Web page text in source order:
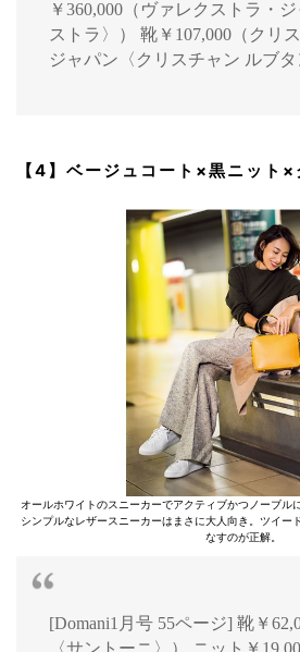
￥360,000（ヴァレクストラ・
ストラ〉） 靴￥107,000（クリ
ジャパン〈クリスチャン ルブタ
【4】ベージュコート×黒ニット
オールホワイトのスニーカーでアクティブかつノーブル
シンプルなレザースニーカーはまさに大人向き。ツイー
なすのが正解。
[Domani1月号 55ページ] 靴￥